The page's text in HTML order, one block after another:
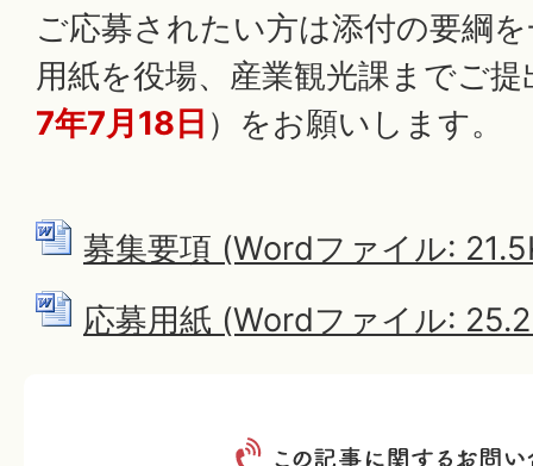
ご応募されたい方は添付の要綱
用紙を役場、産業観光課までご提
7年7月18日 ）をお願いします。
募集要項 (Wordファイル:
応募用紙 (Wordファイル: